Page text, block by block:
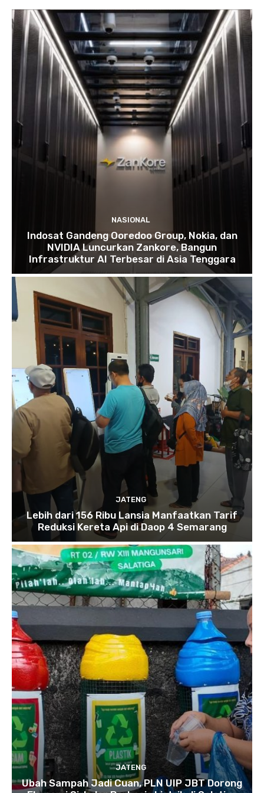
NASIONAL
Indosat Gandeng Ooredoo Group, Nokia, dan
NVIDIA Luncurkan Zankore, Bangun
Infrastruktur AI Terbesar di Asia Tenggara
JATENG
Lebih dari 156 Ribu Lansia Manfaatkan Tarif
Reduksi Kereta Api di Daop 4 Semarang
JATENG
Ubah Sampah Jadi Cuan, PLN UIP JBT Dorong